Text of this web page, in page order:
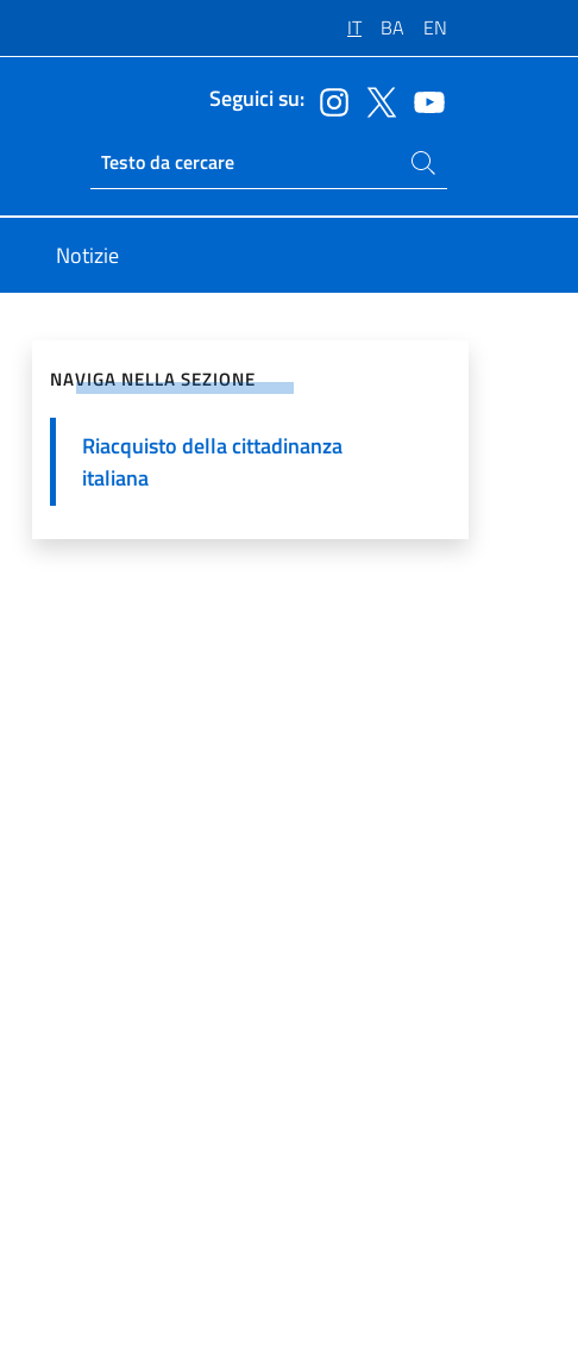
IT BA EN
Seguici su:
Ricerca sito live
Cerca nel sito
Notizie
NAVIGA NELLA SEZIONE
Riacquisto della cittadinanza
italiana